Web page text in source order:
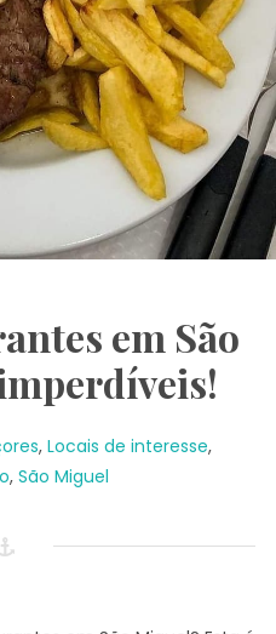
em São
, Locais de interesse,
, São Miguel